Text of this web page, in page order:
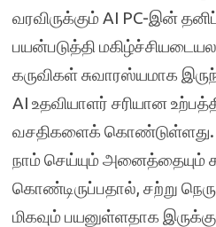
வரவிருக்கும் AI PC-இன்
பயன்படுத்தி
கருவிகள் சுவாரஸ்யமாக
AI உதவியாளர் சரியான
வசதிகளைக் கொண்டுள்ளது.
நாம் செய்யும் அனைத்தையும்
கொண்டிருப்பதால், சற்று
மிகவும் பயனுள்ளதாக